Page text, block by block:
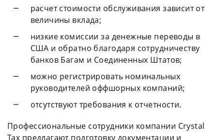
расчет стоимости обслуживания зависит от
величины вклада;
низкие комиссии за денежные переводы в
США и обратно благодаря сотрудничеству
банков Багам и Соединенных Штатов;
можно регистрировать номинальных
руководителей оффшорных компаний;
отсутствуют требования к отчетности.
Профессиональные сотрудники компании Crystal
Tax предлагают подготовку документации и